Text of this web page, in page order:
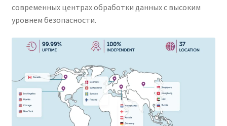
современных центрах обработки данных с высоким
уровнем безопасности.